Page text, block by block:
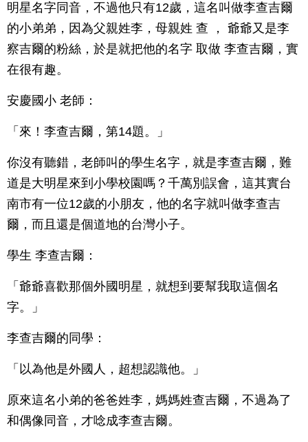
明星名字同音，不過他只有12歲，這名叫做李查吉爾
的小弟弟，因為父親姓李，母親姓 查 ， 爺爺又是李
察吉爾的粉絲，於是就把他的名字 取做 李查吉爾，實
在很有趣。
安慶國小 老師：
「來！李查吉爾，第14題。」
你沒有聽錯，老師叫的學生名字，就是李查吉爾，難
道是大明星來到小學校園嗎？千萬別誤會，這其實台
南市有一位12歲的小朋友，他的名字就叫做李查吉
爾，而且還是個道地的台灣小子。
學生 李查吉爾：
「爺爺喜歡那個外國明星，就想到要幫我取這個名
字。」
李查吉爾的同學：
「以為他是外國人，超想認識他。」
原來這名小弟的爸爸姓李，媽媽姓查吉爾，不過為了
和偶像同音，才唸成李查吉爾。